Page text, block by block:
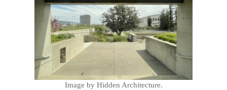
Image by Hidden Architecture.